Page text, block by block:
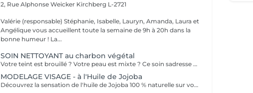
2, Rue Alphonse Weicker Kirchberg L-2721
Valérie (responsable) Stéphanie, Isabelle, Lauryn, Amanda, Laura et
Angélique vous accueillent toute la semaine de 9h à 20h dans la
bonne humeur ! La...
SOIN NETTOYANT au charbon végétal
Votre teint est brouillé ? Votre peau est mixte ? Ce soin sadresse à vous. Votre peau est nettoyée par une exfoliation douce, sous vapeur, complétée par une extraction des comédons. Pour finir, lapplication dun masque purifie la zone médiane (front, nez, menton), et hydrate le reste de votre visage. Detoxifié et hydraté, votre visage retrouve un teint unifié et lumineux. Bénéfices : Detoxifié et hydraté, votre visage retrouve un teint unifié et lumineux.
MODELAGE VISAGE - à l'Huile de Jojoba
Découvrez la sensation de l'huile de Jojoba 100 % naturelle sur votre peau. Nourrie, votre peau retrouve tout son confort. Libéré de ses tensions grâce aux mains habiles de notre esthéticienne, votre visage est détendu. Bénéfices : Nourrie, votre peau retrouve tout son confort.